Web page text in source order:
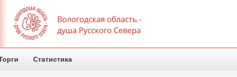
Статистика